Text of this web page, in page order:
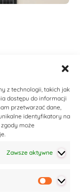
z technologii, takich jak
dostępu do informacji
przetwarzać dane,
identyfikatory na
może
Zawsze aktywne